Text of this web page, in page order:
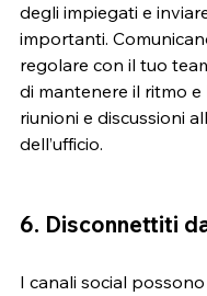
degli impiegati e
importanti.
regolare con il tuo
di mantenere il ritmo e
riunioni e discussioni
dell’ufficio.
6. Disconnettiti
I canali social